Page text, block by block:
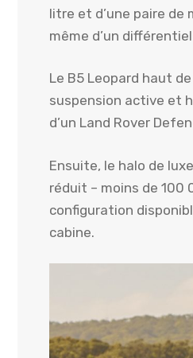
litre et d’une paire de
même d’un
Le B5 Leopard haut
suspension active et
d’un Land Rover
Ensuite, le halo de
réduit – moins de 100
configuration
cabine.